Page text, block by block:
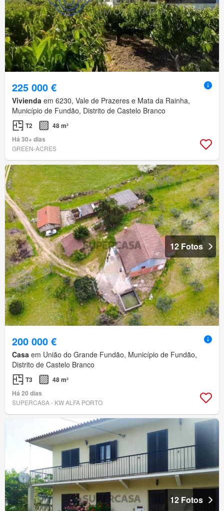
225 000 €
Vivienda em 6230, Vale de Prazeres e Mata da Rainha,
Município de Fundão, Distrito de Castelo Branco
T2
48 m²
Há 30+ dias
GREEN-ACRES
12 Fotos
200 000 €
Casa em União do Grande Fundão, Município de Fundão,
Distrito de Castelo Branco
T3
48 m²
Há 20 dias
SUPERCASA - KW ALFA PORTO
12 Fotos